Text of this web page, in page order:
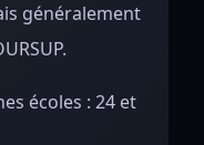
généralement
écoles : 24 et